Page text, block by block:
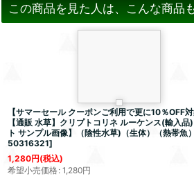
この商品を見た人は、こんな商品
【サマーセール クーポンご利用で更に10％OFF対
【通販 水草】クリプトコリネ ルーケンス(輸入品
ト サンプル画像】（陰性水草)（生体）（熱帯魚）
50316321]
1,280円(税込)
希望小売価格: 1,280円